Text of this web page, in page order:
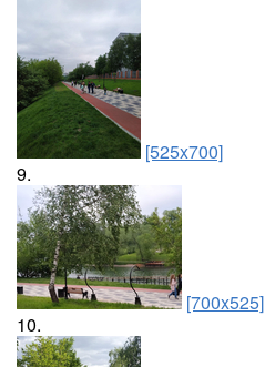
[525x700]
9.
[700x525]
10.